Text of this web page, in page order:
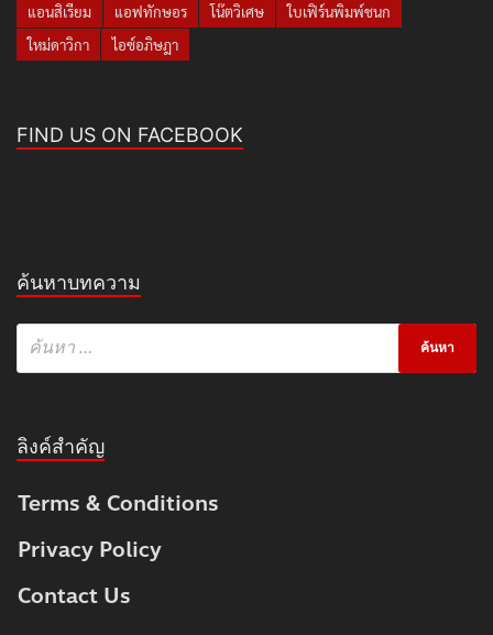
แอนสิเรียม
แอฟทักษอร โน๊ตวิเศษ
ใบเฟิร์นพิมพ์ชนก
ใหม่ดาวิกา
ไอซ์อภิษฎา
FIND US ON FACEBOOK
ค้นหาบทความ
ลิงค์สำคัญ
Terms & Conditions
Privacy Policy
Contact Us